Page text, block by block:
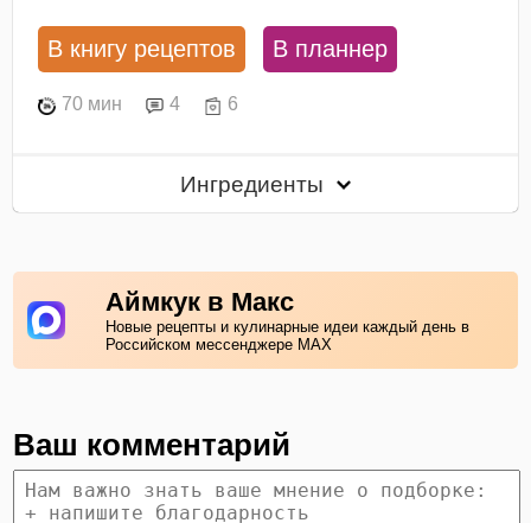
В книгу рецептов В планнер
70 мин 4 6
Ингредиенты
Аймкук в Макс
Новые рецепты и кулинарные идеи каждый день в
Российском мессенджере MAX
Ваш комментарий